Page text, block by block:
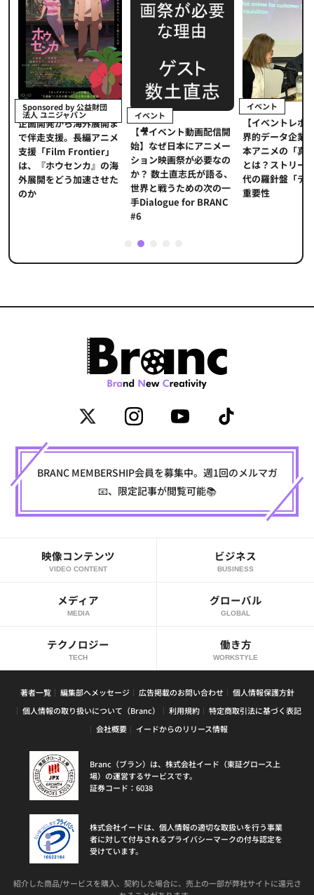
Sponsored by 公益財団
法人 ユニジャパン
企画開発から海外展開ま
で伴走支援。長編アニメ
支援「Film Frontier」
は、『ホウセンカ』の海
外展開をどう加速させた
のか
イベント
【🎥イベント動画配信開
始】なぜ日本にアニメー
ション映画祭が必要なの
か？ 数土直志氏が語る、
世界と戦うための次の一
手Dialogue for BRANC
#6
イベント
【イベントレポ
界的データ企業
本アニメの「真
とは？ストリー
代の羅針盤「デ
重要性
2
BRANC MEMBERSHIP会員を募集中。週1回のメルマガ
📧、限定記事が閲覧可能📚
映像コンテンツ
VIDEO CONTENT
ビジネス
BUSINESS
メディア
MEDIA
グローバル
GLOBAL
テクノロジー
TECH
働き方
WORKSTYLE
著者一覧 編集部へメッセージ 広告掲載のお問い合わせ
個人情報保護方針
個人情報の取り扱いについて（Branc）
利用規約
特定商取引法に基づく表記
会社概要
イードからのリリース情報
Branc（ブラン）は、株式会社イード（東証グロース上
場）の運営するサービスです。
証券コード：6038
株式会社イードは、個人情報の適切な取扱いを行う事業
者に対して付与されるプライバシーマークの付与認定を
受けています。
紹介した商品/サービスを購入、契約した場合に、売上の一部が弊社サイトに還元さ